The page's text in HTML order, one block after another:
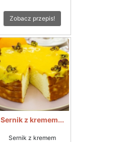
Zobacz przepis!
Sernik z kremem...
Sernik z kremem